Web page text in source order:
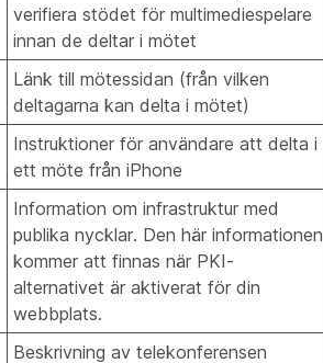
verifiera stödet för multimediespelare
innan de deltar i mötet
Länk till mötessidan (från vilken
deltagarna kan delta i mötet)
Instruktioner för användare att delta i
ett möte från iPhone
Information om infrastruktur med
publika nycklar. Den här informationen
kommer att finnas när PKI-
alternativet är aktiverat för din
webbplats.
Beskrivning av telekonferensen